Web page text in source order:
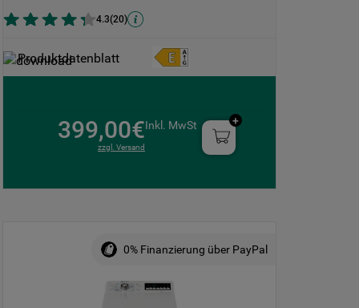
4.3(20)
Produktdatenblatt
399,00€Inkl. MwSt
zzgl. Versand
0% Finanzierung über PayPal